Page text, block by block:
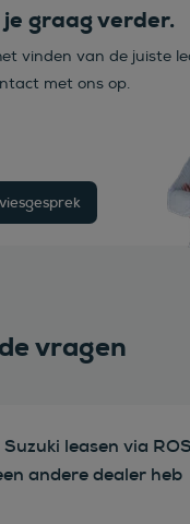
graag verder.
vinden van de juiste
met ons op.
vragen
Suzuki leasen via
andere dealer heb